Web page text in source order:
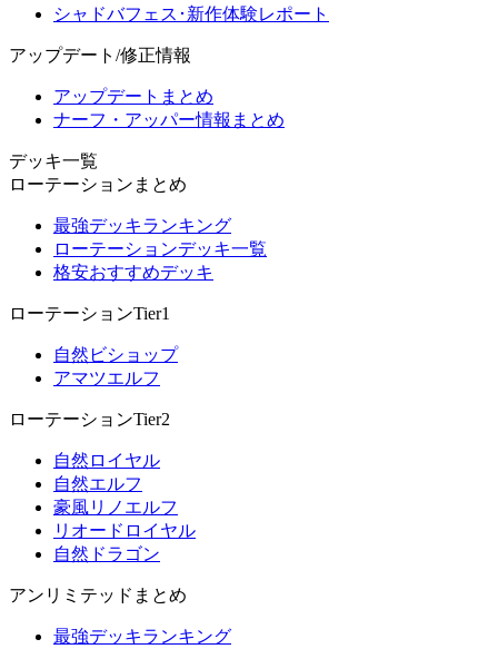
シャドバフェス･新作体験レポート
アップデート/修正情報
アップデートまとめ
ナーフ・アッパー情報まとめ
デッキ一覧
ローテーションまとめ
最強デッキランキング
ローテーションデッキ一覧
格安おすすめデッキ
ローテーションTier1
自然ビショップ
アマツエルフ
ローテーションTier2
自然ロイヤル
自然エルフ
豪風リノエルフ
リオードロイヤル
自然ドラゴン
アンリミテッドまとめ
最強デッキランキング